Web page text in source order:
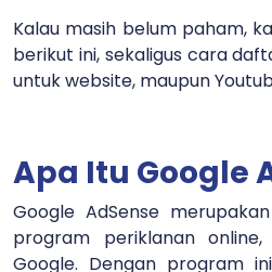
Kalau masih belum paham,
berikut ini, sekaligus cara
untuk website, maupun
Apa Itu Google
Google AdSense
program periklanan
Google. Dengan program